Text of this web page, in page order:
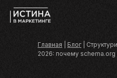
Главная Блог |
2026: почему